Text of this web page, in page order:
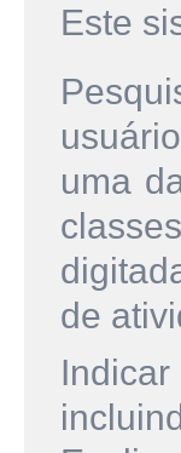
Este
uma
de